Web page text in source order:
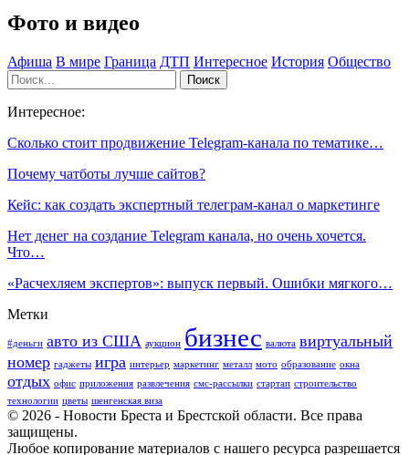
Фото и видео
Афиша В мире Граница ДТП Интересное История Общество
Интересное:
Сколько стоит продвижение Telegram-канала по тематике…
Почему чатботы лучше сайтов?
Кейс: как создать экспертный телеграм-канал о маркетинге
Нет денег на создание Telegram канала, но очень хочется.
Что…
«Расчехляем экспертов»: выпуск первый. Ошибки мягкого…
Метки
#деньги авто из США аукцион бизнес валюта виртуальный
номер гаджеты игра интерьер маркетинг металл мото образование окна
отдых офис приложения развлечения смс-рассылки стартап строительство
технологии цветы шенгенская виза
© 2026 - Новости Бреста и Брестской области. Все права
защищены.
Любое копирование материалов с нашего ресурса разрешается